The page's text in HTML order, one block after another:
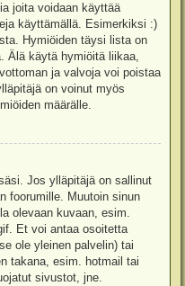
joita voidaan käyttää
käyttämällä. Esimerkiksi :)
Hymiöiden täysi lista on
Älä käytä hymiöitä liikaa,
ja valvoja voi poistaa
on voinut myös
määrälle.
Jos ylläpitäjä on sallinut
foorumille. Muutoin sinun
olevaan kuvaan, esim.
Et voi antaa osoitetta
ole yleinen palvelin) tai
takana, esim. hotmail tai
sivustot, jne.